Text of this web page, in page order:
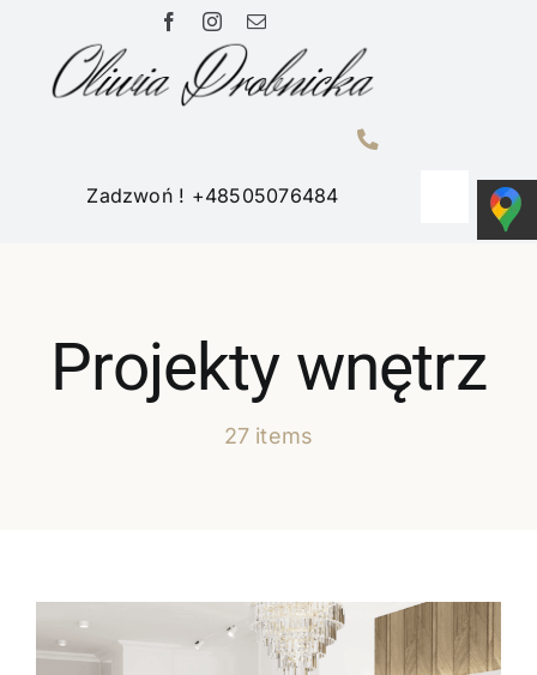
zawartości
Zadzwoń ! +48505076484
Toggle
Portfolio
Cennik
Projekty wnętrz
27 items